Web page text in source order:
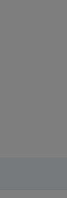
je favorieten